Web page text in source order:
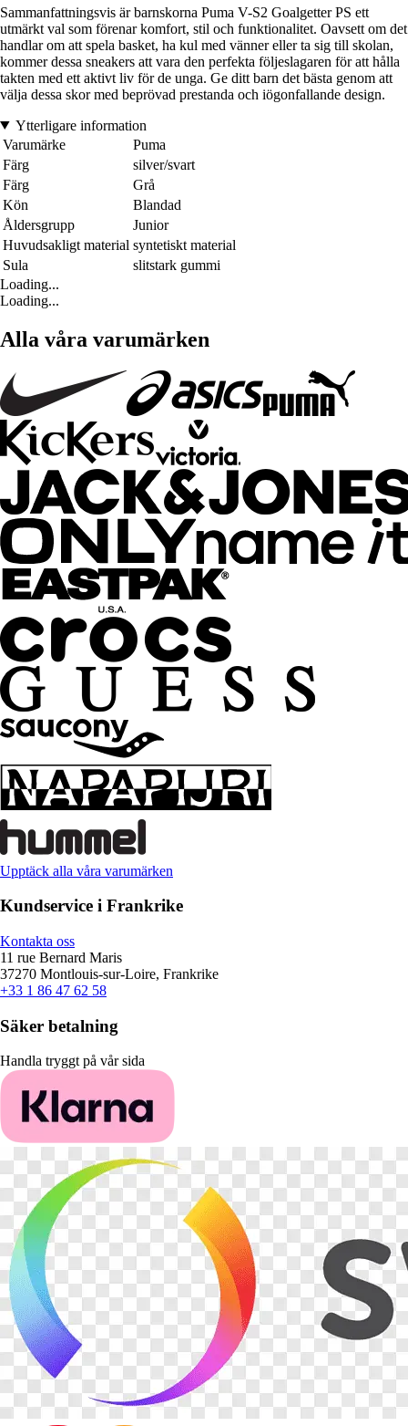
Sammanfattningsvis är barnskorna Puma V-S2 Goalgetter PS ett
utmärkt val som förenar komfort, stil och funktionalitet. Oavsett om det
handlar om att spela basket, ha kul med vänner eller ta sig till skolan,
kommer dessa sneakers att vara den perfekta följeslagaren för att hålla
takten med ett aktivt liv för de unga. Ge ditt barn det bästa genom att
välja dessa skor med beprövad prestanda och iögonfallande design.
Ytterligare information
Varumärke
Puma
Färg
silver/svart
Färg
Grå
Kön
Blandad
Åldersgrupp
Junior
Huvudsakligt material syntetiskt material
Sula
slitstark gummi
Loading...
Loading...
Alla våra varumärken
Upptäck alla våra varumärken
Kundservice i Frankrike
Kontakta oss
11 rue Bernard Maris
37270 Montlouis-sur-Loire, Frankrike
+33 1 86 47 62 58
Säker betalning
Handla tryggt på vår sida